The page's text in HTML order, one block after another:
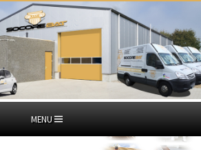
MENU